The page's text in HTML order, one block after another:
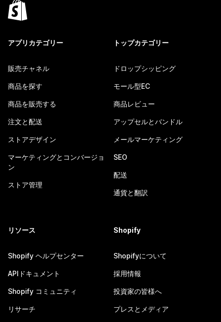
アプリカテゴリー
販売チャネル
商品を探す
商品を販売する
注文と配送
ストアデザイン
マーケティングとコンバージョ
ン
ストア管理
トップカテゴリー
ドロップシッピング
モール型EC
商品レビュー
アップセルとバンドル
メールマーケティング
SEO
配送
通貨と翻訳
リソース
Shopify ヘルプセンター
APIドキュメント
Shopify コミュニティ
リサーチ
Shopify
Shopifyについて
採用情報
投資家の皆様へ
プレスとメディア